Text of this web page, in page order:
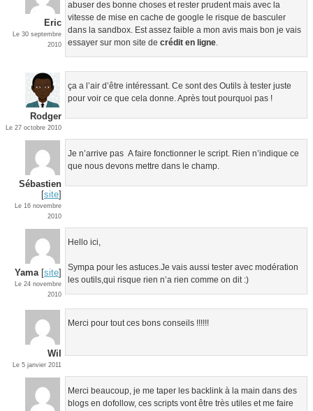
Eric
Le 30 septembre
2010
abuser des bonne choses et rester prudent mais avec la
vitesse de mise en cache de google le risque de basculer
dans la sandbox. Est assez faible a mon avis mais bon je vais
essayer sur mon site decrédit en ligne
Rodger
Le 27 octobre 2010
ça a l’air d’être intéressant. Ce sont des Outils à tester juste
pour voir ce que cela donne. Après tout pourquoi pas !
Sébastien
[site]
Le 16 novembre
2010
Je n’arrive pas A faire fonctionner le script. Rien n’indique ce
que nous devons mettre dans le champ.
Yama[site]
Le 24 novembre
2010
Hello ici,
Sympa pour les astuces.Je vais aussi tester avec modération
les outils,qui risque rien n’a rien comme on dit :)
Wil
Le 5 janvier 2011
Merci pour tout ces bons conseils !!!!!!
Merci beaucoup, je me taper les backlink à la main dans des
blogs en dofollow, ces scripts vont être très utiles et me faire